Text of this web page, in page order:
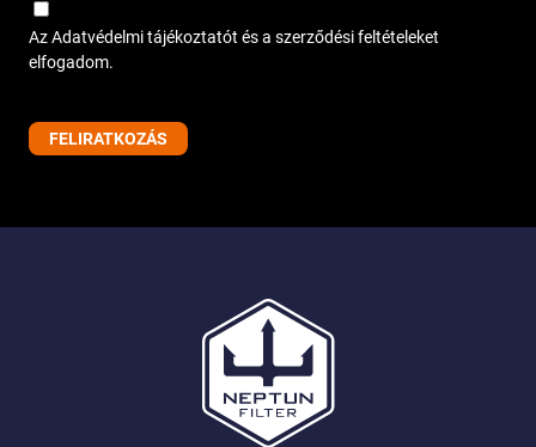
Az Adatvédelmi tájékoztatót és a szerződési feltételeket
elfogadom.